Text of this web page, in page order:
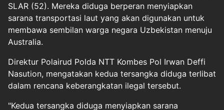
SLAR (52). Mereka diduga berperan menyiapkan
sarana transportasi laut yang akan digunakan untuk
membawa sembilan warga negara Uzbekistan menuju
Australia.
Direktur Polairud Polda NTT Kombes Pol Irwan Deffi
Nasution, mengatakan kedua tersangka diduga terlibat
dalam rencana keberangkatan ilegal tersebut.
"Kedua tersangka diduga menyiapkan sarana